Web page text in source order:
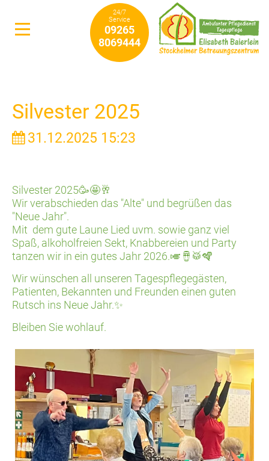
24/7
Service
09265
8069444
Silvester 2025
31.12.2025 15:23
Silvester 2025🥳🤩🥂
Wir verabschieden das "Alte" und begrüßen das
"Neue Jahr".
Mit dem gute Laune Lied uvm. sowie ganz viel
Spaß, alkoholfreien Sekt, Knabbereien und Party
tanzen wir in ein gutes Jahr 2026.🎺🪘🥁🪇
Wir wünschen all unseren Tagespflegegästen,
Patienten, Bekannten und Freunden einen guten
Rutsch ins Neue Jahr.✨
Bleiben Sie wohlauf.